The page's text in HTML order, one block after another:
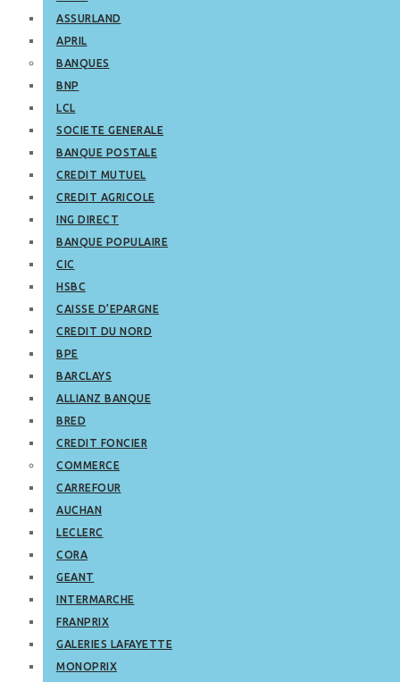
ASSURLAND
APRIL
BANQUES
BNP
LCL
SOCIETE GENERALE
BANQUE POSTALE
CREDIT MUTUEL
CREDIT AGRICOLE
ING DIRECT
BANQUE POPULAIRE
CIC
HSBC
CAISSE D’EPARGNE
CREDIT DU NORD
BPE
BARCLAYS
ALLIANZ BANQUE
BRED
CREDIT FONCIER
COMMERCE
CARREFOUR
AUCHAN
LECLERC
CORA
GEANT
INTERMARCHE
FRANPRIX
GALERIES LAFAYETTE
MONOPRIX